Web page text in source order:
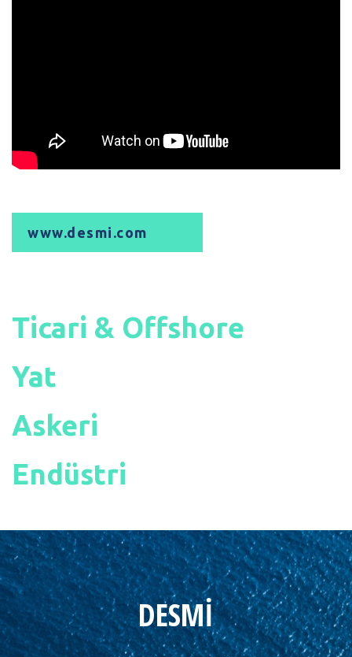
www.desmi.com
Ticari & Offshore
Yat
Askeri
Endüstri
DESMİ